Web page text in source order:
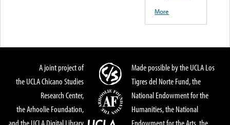
More
A joint project of
the UCLA Chicano Studies
Research Center,
the Arhoolie Foundation,
Made possible by the UCLA Los
Tigres del Norte Fund, the
National Endowment for the
Humanities, the National